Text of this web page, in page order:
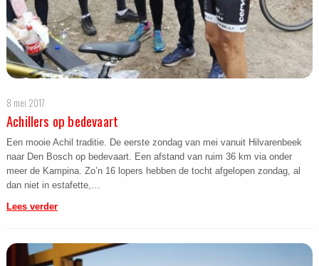
8 mei 2017
Achillers op bedevaart
Een mooie Achil traditie. De eerste zondag van mei vanuit Hilvarenbeek
naar Den Bosch op bedevaart. Een afstand van ruim 36 km via onder
meer de Kampina. Zo’n 16 lopers hebben de tocht afgelopen zondag, al
dan niet in estafette,…
Lees verder